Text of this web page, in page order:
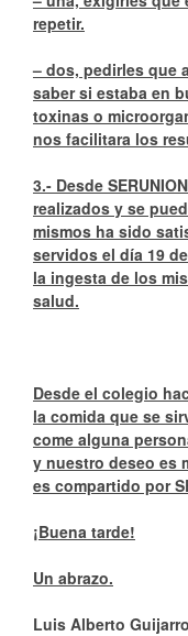
repetir.
– dos, pedirles que
saber si estaba en
toxinas o
nos facilitara los
3.- Desde
realizados y se
mismos ha sido
servidos el día 19
la ingesta de los
salud.
Desde el colegio
la comida que se
come alguna
y nuestro deseo es
es compartido por
¡Buena tarde!
Un abrazo.
Luis Alberto Guijarro